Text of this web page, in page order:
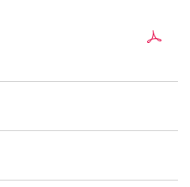
horticulteurs, jardiniers,
agronomes,